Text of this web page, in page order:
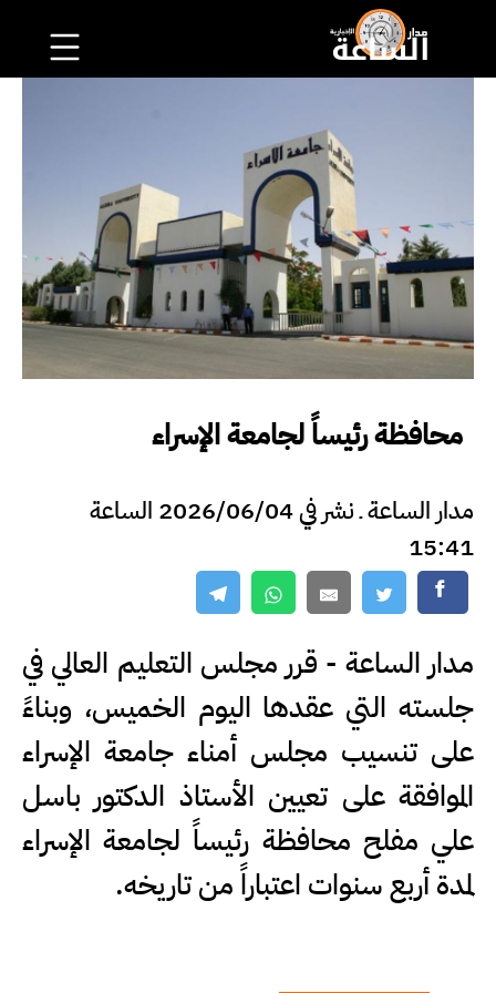
محافظة رئيساً لجامعة الإسراء
مدار الساعة ـ نشر في 2026/06/04 الساعة
15:41
مدار الساعة - قرر مجلس التعليم العالي في
جلسته التي عقدها اليوم الخميس، وبناءً
على تنسيب مجلس أمناء جامعة الإسراء
الموافقة على تعيين الأستاذ الدكتور باسل
علي مفلح محافظة رئيساً لجامعة الإسراء
لمدة أربع سنوات اعتباراً من تاريخه.